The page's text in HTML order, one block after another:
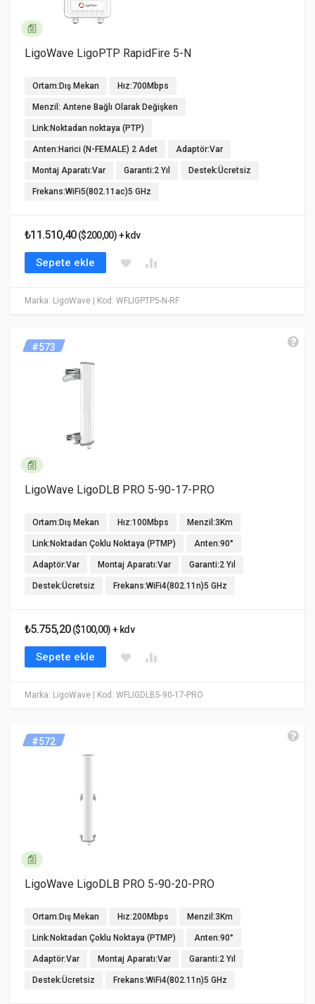
Marka: LigoWave | Kod: WFLIGPTP5-N-RF
LigoWave LigoPTP RapidFire 5-N
Ortam:Dış Mekan Hız:700Mbps
Menzil: Antene Bağlı Olarak Değişken
Link:Noktadan noktaya (PTP)
Anten:Harici (N-FEMALE) 2 Adet Adaptör:Var
Montaj Aparatı:Var Garanti:2 Yıl Destek:Ücretsiz
Frekans:WiFi5(802.11ac)5 GHz
₺11.510,40($200,00) + kdv
Sepete ekle
Marka: LigoWave | Kod: WFLIGDLB5-90-17-PRO
#573
LigoWave LigoDLB PRO 5-90-17-PRO
Ortam:Dış Mekan Hız:100Mbps Menzil:3Km
Link:Noktadan Çoklu Noktaya (PTMP) Anten:90°
Adaptör:Var Montaj Aparatı:Var Garanti:2 Yıl
Destek:Ücretsiz Frekans:WiFi4(802.11n)5 GHz
₺5.755,20($100,00) + kdv
Sepete ekle
#572
LigoWave LigoDLB PRO 5-90-20-PRO
Ortam:Dış Mekan Hız:200Mbps Menzil:3Km
Link:Noktadan Çoklu Noktaya (PTMP) Anten:90°
Adaptör:Var Montaj Aparatı:Var Garanti:2 Yıl
Destek:Ücretsiz Frekans:WiFi4(802.11n)5 GHz